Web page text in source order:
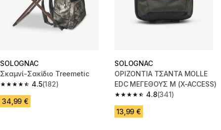
SOLOGNAC
Σκαμνί-Σακίδιο Treemetic
4.5
4.5 out of 5 stars from 182 reviews
(182)
34,99 €
SOLOGNAC
ΟΡΙΖΟΝΤΙΑ ΤΣΑΝΤΑ MOLLE
EDC ΜΕΓΕΘΟΥΣ M (X-ACCESS)
4.8
4.8 out of 5 stars from 341
(341)
13,99 €